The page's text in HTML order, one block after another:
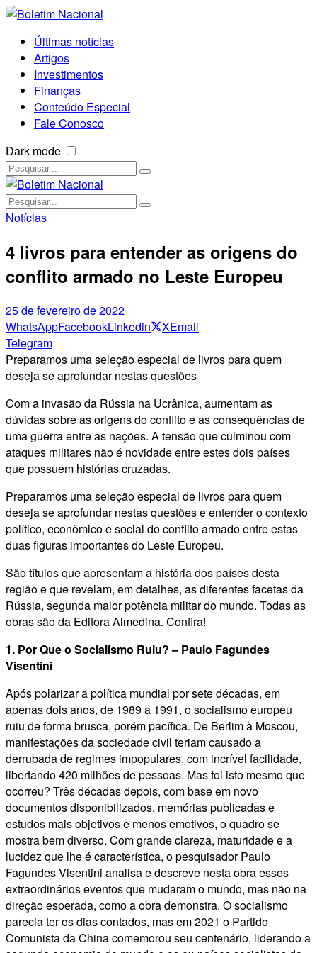
Últimas notícias
Artigos
Investimentos
Finanças
Conteúdo Especial
Fale Conosco
Dark mode
Notícias
4 livros para entender as origens do
conflito armado no Leste Europeu
25 de fevereiro de 2022
WhatsAppFacebookLinkedin XEmail
Telegram
Preparamos uma seleção especial de livros para quem
deseja se aprofundar nestas questões
Com a invasão da Rússia na Ucrânica, aumentam as
dúvidas sobre as origens do conflito e as consequências de
uma guerra entre as nações. A tensão que culminou com
ataques militares não é novidade entre estes dois países
que possuem histórias cruzadas.
Preparamos uma seleção especial de livros para quem
deseja se aprofundar nestas questões e entender o contexto
político, econômico e social do conflito armado entre estas
duas figuras importantes do Leste Europeu.
São títulos que apresentam a história dos países desta
região e que revelam, em detalhes, as diferentes facetas da
Rússia, segunda maior potência militar do mundo. Todas as
obras são da Editora Almedina. Confira!
1. Por Que o Socialismo Ruiu? – Paulo Fagundes
Visentini
Após polarizar a política mundial por sete décadas, em
apenas dois anos, de 1989 a 1991, o socialismo europeu
ruiu de forma brusca, porém pacífica. De Berlim à Moscou,
manifestações da sociedade civil teriam causado a
derrubada de regimes impopulares, com incrível facilidade,
libertando 420 milhões de pessoas. Mas foi isto mesmo que
ocorreu? Três décadas depois, com base em novo
documentos disponibilizados, memórias publicadas e
estudos mais objetivos e menos emotivos, o quadro se
mostra bem diverso. Com grande clareza, maturidade e a
lucidez que lhe é característica, o pesquisador Paulo
Fagundes Visentini analisa e descreve nesta obra esses
extraordinários eventos que mudaram o mundo, mas não na
direção esperada, como a obra demonstra. O socialismo
parecia ter os dias contados, mas em 2021 o Partido
Comunista da China comemorou seu centenário, liderando a